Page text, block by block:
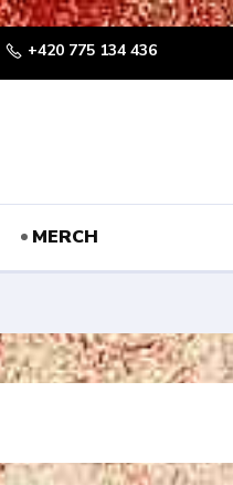
+420 775 134 436
MERCH